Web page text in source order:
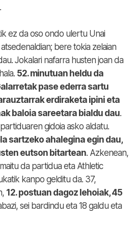
ez da oso ondo ulertu Unai
bere tokia zelaian
Jokalari nafarra husten joan da
52. minutuan heldu da
pase ederra sartu
erdiraketa ipini eta
baloia sareetara bialdu dau.
gidoia asko aldatu.
sartzeko ahalegina egin dau,
eutson bitartean. Azkenean,
da partidua eta Athletic
kanpo gelditu da. 37,
12. postuan dagoz lehoiak, 45
sei bardindu eta 18 galdu eta